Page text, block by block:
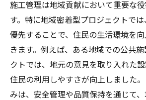
施工管理は地域貢献において重要な
す。特に地域密着型プロジェクトで
優先することで、住民の生活環境を
きます。例えば、ある地域での公共
クトでは、地元の意見を取り入れた
住民の利用しやすさが向上しました
みは、安全管理や品質保持を通じて